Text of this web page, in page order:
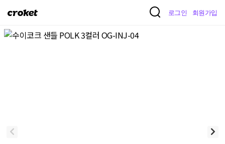
크
켓
로그인 회원가입